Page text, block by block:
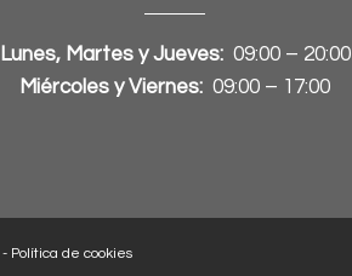
Lunes, Martes y Jueves: 09:00 – 20:00
Miércoles y Viernes: 09:00 – 17:00
- Política de cookies